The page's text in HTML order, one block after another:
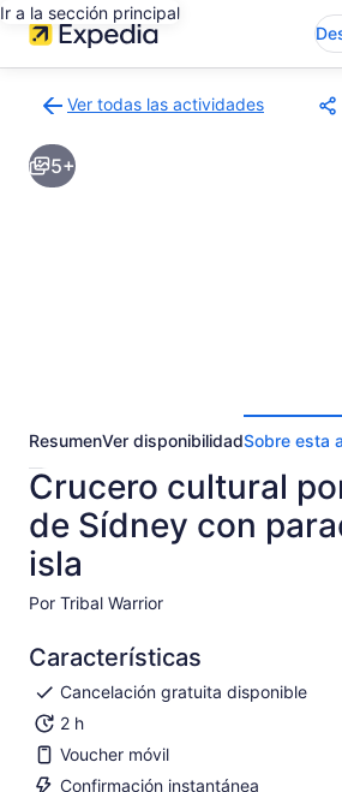
Ir a la sección principal
Ver todas las actividades
a
la
página
5+
ResumenVer disponibilidadSobre esta
Crucero cultural
de Sídney con
isla
Por Tribal Warrior
Características
Cancelación gratuita disponible
2 h
Voucher móvil
Confirmación instantánea